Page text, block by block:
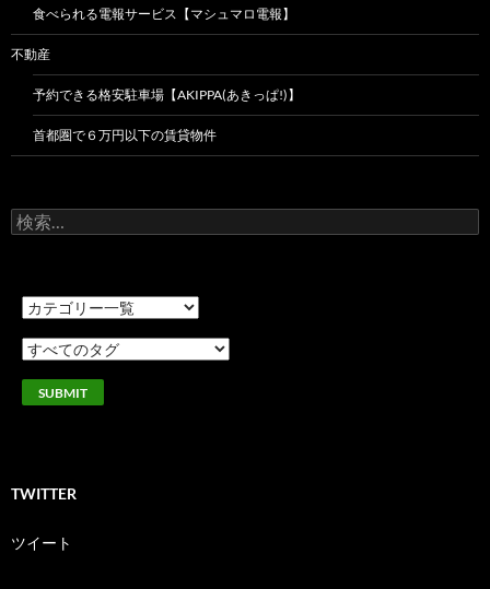
食べられる電報サービス【マシュマロ電報】
不動産
予約できる格安駐車場【AKIPPA(あきっぱ!)】
首都圏で６万円以下の賃貸物件
検
索:
TWITTER
ツイート